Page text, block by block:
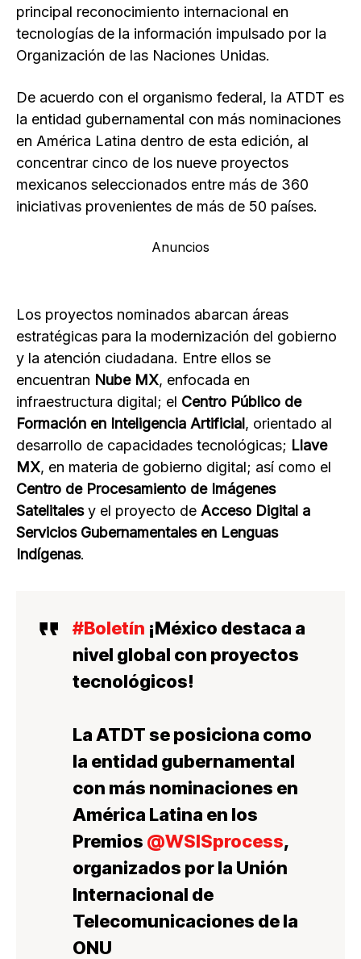
principal reconocimiento internacional en
tecnologías de la información impulsado por la
Organización de las Naciones Unidas.
De acuerdo con el organismo federal, la ATDT es
la entidad gubernamental con más nominaciones
en América Latina dentro de esta edición, al
concentrar cinco de los nueve proyectos
mexicanos seleccionados entre más de 360
iniciativas provenientes de más de 50 países.
Anuncios
Los proyectos nominados abarcan áreas
estratégicas para la modernización del gobierno
y la atención ciudadana. Entre ellos se
encuentran Nube MX, enfocada en
infraestructura digital; el Centro Público de
Formación en Inteligencia Artificial, orientado al
desarrollo de capacidades tecnológicas; Llave
MX, en materia de gobierno digital; así como el
Centro de Procesamiento de Imágenes
Satelitalesy el proyecto de Acceso Digital a
Servicios Gubernamentales en Lenguas
Indígenas.
#Boletín ¡México destaca a
nivel global con proyectos
tecnológicos!
La ATDT se posiciona como
la entidad gubernamental
con más nominaciones en
América Latina en los
Premios @WSISprocess,
organizados por la Unión
Internacional de
Telecomunicaciones de la
ONU